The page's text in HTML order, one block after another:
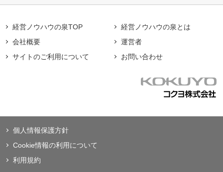
経営ノウハウの泉TOP
経営ノウハウの泉とは
会社概要
運営者
サイトのご利用について
お問い合わせ
個人情報保護方針
Cookie情報の利用について
利用規約